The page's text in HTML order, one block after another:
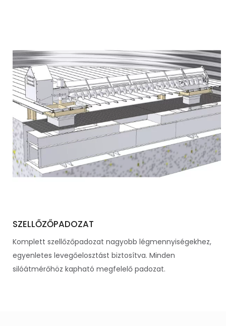
SZELLŐZŐPADOZAT
Komplett szellőzőpadozat nagyobb légmennyiségekhez,
egyenletes levegőelosztást biztosítva. Minden
silóátmérőhöz kapható megfelelő padozat.